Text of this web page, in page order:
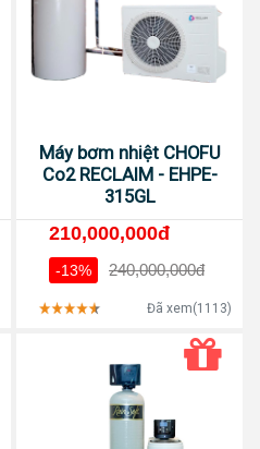
Máy bơm nhiệt CHOFU
Co2 RECLAIM - EHPE-
315GL
210,000,000đ
-13% 240,000,000đ
Đã xem(1113)